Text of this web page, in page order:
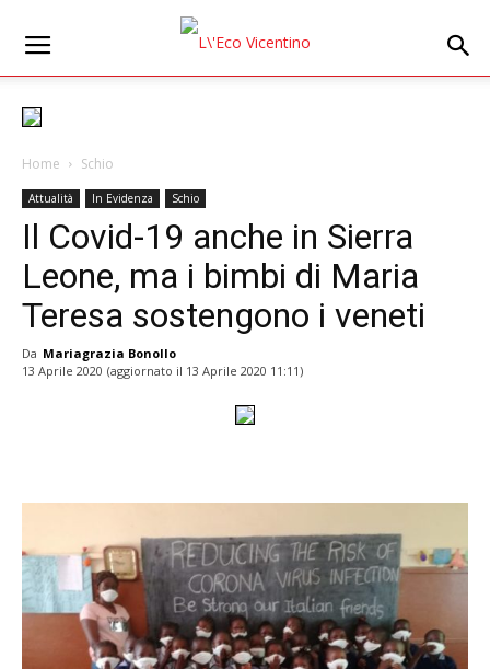
Home Schio
Attualità In Evidenza Schio
Il Covid-19 anche in Sierra
Leone, ma i bimbi di Maria
Teresa sostengono i veneti
Da Mariagrazia Bonollo
13 Aprile 2020 (aggiornato il 13 Aprile 2020 11:11)